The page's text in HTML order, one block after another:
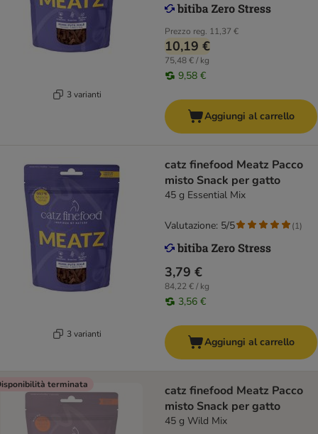
3 varianti
Prezzo reg. 11,37 €
10,19 €
75,48 € / kg
9,58 €
Aggiungi al carrello
3 varianti
catz finefood Meatz Pacco
misto Snack per gatto
45 g Essential Mix
3,79 €
84,22 € / kg
3,56 €
Valutazione: 5/5 (1)
Aggiungi al carrello
terminata
catz finefood Meatz Pacco
misto Snack per gatto
45 g Wild Mix